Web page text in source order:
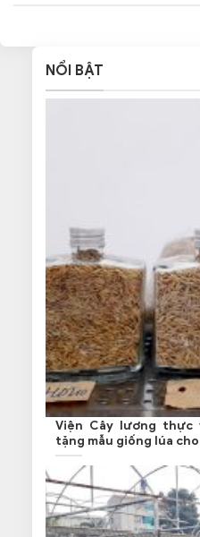
NỔI BẬT
Viện Cây lương thực
tặng mẫu giống lúa